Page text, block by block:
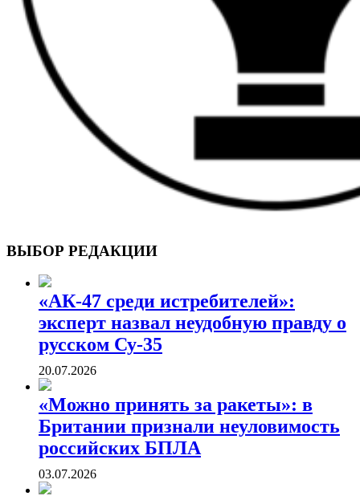
ВОЕННЫЕ СТРАНИЦЫ
СТАТЬИ ВОЕННОЙ ТЕМАТИКИ
ВЫБОР РЕДАКЦИИ
«АК-47 среди истребителей»:
эксперт назвал неудобную правду о
русском Су-35
20.07.2026
«Можно принять за ракеты»: в
Британии признали неуловимость
российских БПЛА
03.07.2026